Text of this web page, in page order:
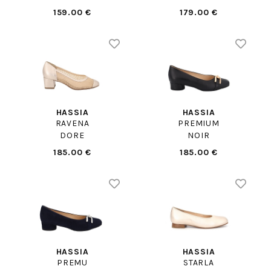
159.00 €
179.00 €
HASSIA
RAVENA
DORE
185.00 €
HASSIA
PREMIUM
NOIR
185.00 €
HASSIA
PREMU
HASSIA
STARLA